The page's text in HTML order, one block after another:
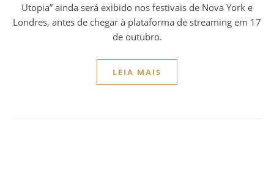
Utopia” ainda será exibido nos festivais de Nova York e
Londres, antes de chegar à plataforma de streaming em 17
de outubro.
LEIA MAIS